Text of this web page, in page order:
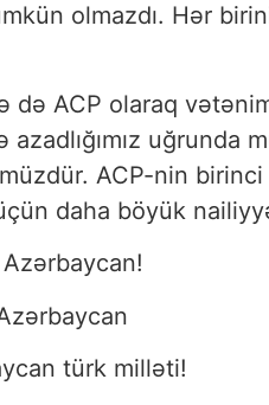
olmazdı. Hər
də ACP olaraq
azadlığımız
ACP-nin
daha böyük
Azərbaycan!
türk milləti!